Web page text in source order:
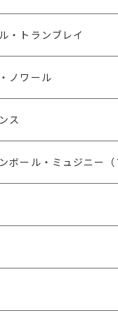
・トランブレイ
ノワール
ス
ボール・ミュジニー（